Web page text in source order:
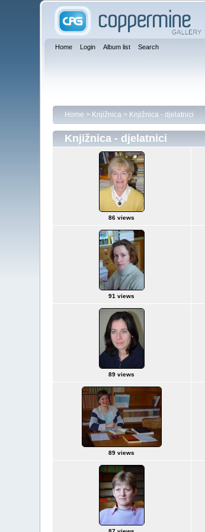
Home Login Album list Search
Home > Knjižnica> Knjižnica - djelatnici
Knjižnica - djelatnici
86 views
91 views
89 views
89 views